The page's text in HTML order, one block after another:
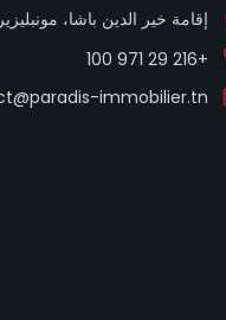
إقامة خير الدين باشا، مونبليزير،
+216 29 971 100
immobilier.tn